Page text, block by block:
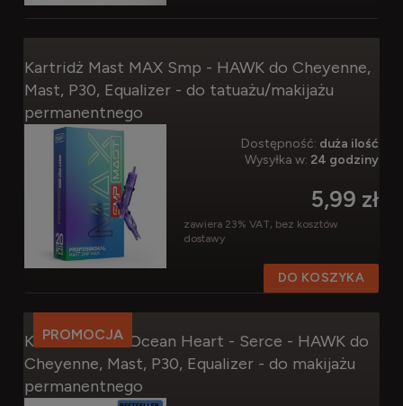
Kartridż Mast MAX Smp - HAWK do Cheyenne,
Mast, P30, Equalizer - do tatuażu/makijażu
permanentnego
Dostępność: duża ilość
Wysyłka w: 24 godziny
5,99 zł
zawiera 23% VAT, bez kosztów
dostawy
DO KOSZYKA
Kartridż Mast Ocean Heart - Serce - HAWK do
Cheyenne, Mast, P30, Equalizer - do makijażu
permanentnego
PROMOCJA